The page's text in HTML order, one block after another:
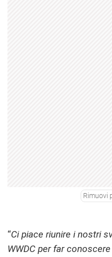
Rimuovi
“Ci piace riunire i nostri
WWDC per far